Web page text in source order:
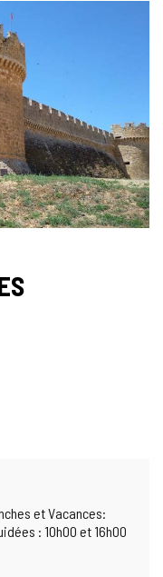
et Vacances:
: 10h00 et 16h00